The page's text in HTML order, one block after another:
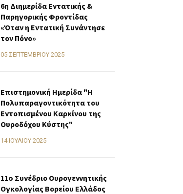
6η Διημερίδα Εντατικής &
Παρηγορικής Φροντίδας
«Όταν η Εντατική Συνάντησε
τον Πόνο»
05 ΣΕΠΤΕΜΒΡΊΟΥ 2025
Επιστημονική Ημερίδα "Η
Πολυπαραγοντικότητα του
Εντοπισμένου Καρκίνου της
Ουροδόχου Κύστης"
14 ΙΟΥΛΊΟΥ 2025
11o Συνέδριο Ουρογεννητικής
Ογκολογίας Βορείου Ελλάδος